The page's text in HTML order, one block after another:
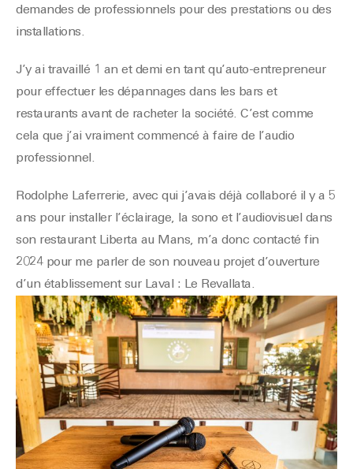
demandes de professionnels pour des prestations ou des
installations.
J’y ai travaillé 1 an et demi en tant qu’auto-entrepreneur
pour effectuer les dépannages dans les bars et
restaurants avant de racheter la société. C’est comme
cela que j’ai vraiment commencé à faire de l’audio
professionnel.
Rodolphe Laferrerie, avec qui j’avais déjà collaboré il y a 5
ans pour installer l’éclairage, la sono et l’audiovisuel dans
son restaurant Liberta au Mans, m’a donc contacté fin
2024 pour me parler de son nouveau projet d’ouverture
d’un établissement sur Laval : Le Revallata.